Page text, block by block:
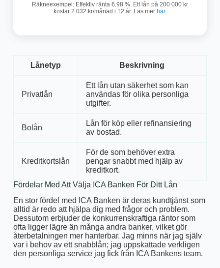
Räkneexempel: Effektiv ränta 6.98 %. Ett lån på 200 000 kr
kostar 2 032 kr/månad i 12 år. Läs mer här.
Lånetyp Beskrivning
Privatlån
Ett lån utan säkerhet som kan
användas för olika personliga
utgifter.
Bolån
Lån för köp eller refinansiering
av bostad.
Kreditkortslån
För de som behöver extra
pengar snabbt med hjälp av
kreditkort.
Fördelar Med Att Välja ICA Banken För Ditt Lån
En stor fördel med ICA Banken är deras kundtjänst som
alltid är redo att hjälpa dig med frågor och problem.
Dessutom erbjuder de konkurrenskraftiga räntor som
ofta ligger lägre än många andra banker, vilket gör
återbetalningen mer hanterbar. Jag minns när jag själv
var i behov av ett snabblån; jag uppskattade verkligen
den personliga service jag fick från ICA Bankens team.